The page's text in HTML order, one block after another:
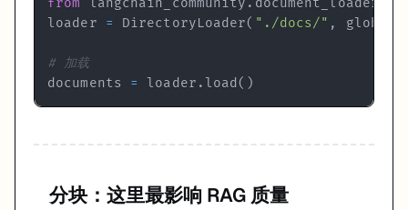
    embedding_function=OpenAIEmbeddings(),
# FAISS：追求速度
langchain_community.vectorstores
vectorstore.save_local( "./faiss_index")
vectorstore = FAISS.load_local("./faiss_index"
from langchain_community . document_loaders
loader = DirectoryLoader( "./docs/" , glob
# 加载
documents = loader . load ( )
分块：这里最影响 RAG 质量